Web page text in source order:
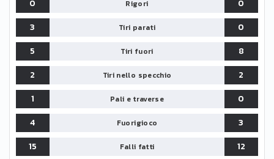
0 Rigori
0
3
Tiri parati
0
5
Tiri fuori
8
2
Tiri nello specchio
2
1
Pali e traverse
0
4
Fuorigioco
3
15
Falli fatti
12